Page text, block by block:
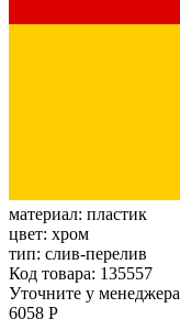
материал: пластик
цвет: хром
тип: слив-перелив
Код товара: 135557
Уточните у менеджера
6058 Р